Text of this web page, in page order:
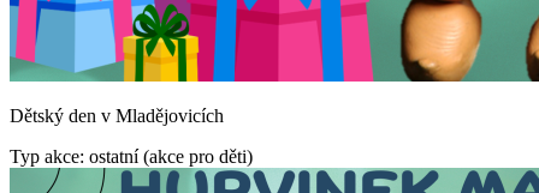
Dětský den v Mladějovicích
Typ akce: ostatní (akce pro děti)